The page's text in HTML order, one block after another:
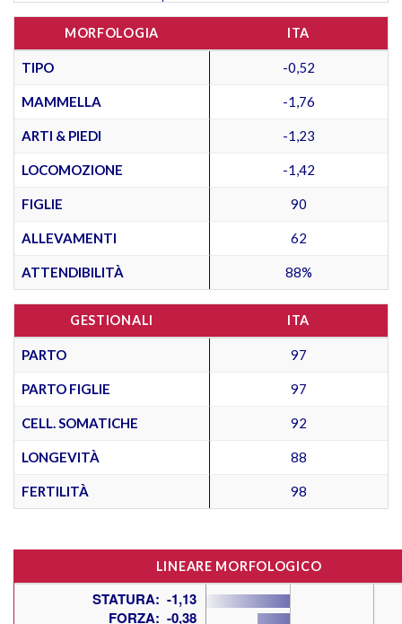
MORFOLOGIA ITA
TIPO -0,52
MAMMELLA -1,76
ARTI & PIEDI -1,23
LOCOMOZIONE -1,42
FIGLIE 90
ALLEVAMENTI 62
ATTENDIBILITÀ 88%
GESTIONALI ITA
PARTO 97
PARTO FIGLIE 97
CELL. SOMATICHE 92
LONGEVITÀ 88
FERTILITÀ 98
LINEARE MORFOLOGICO